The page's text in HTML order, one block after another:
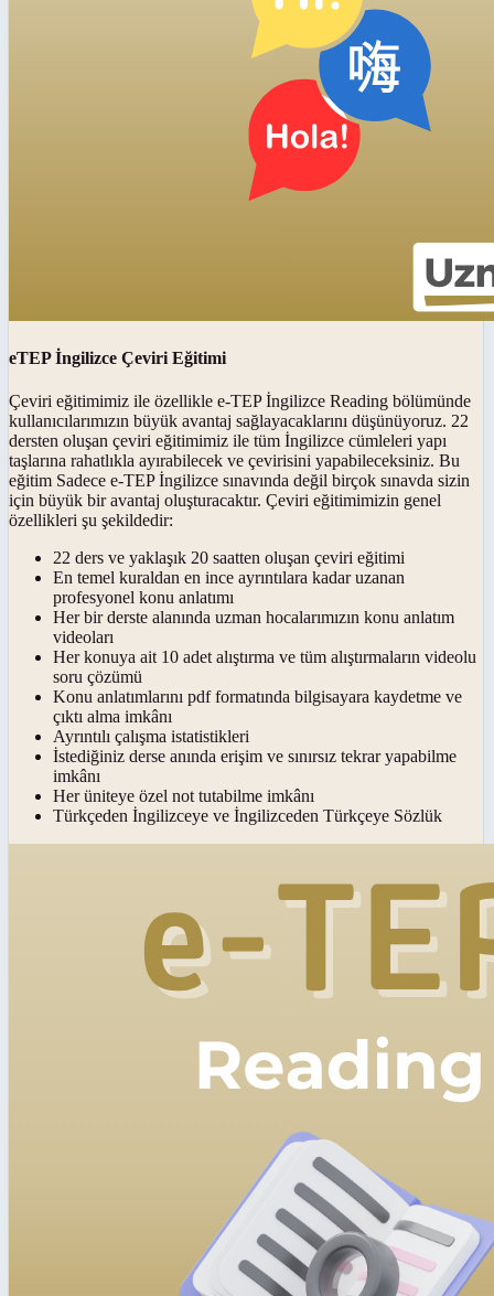
eTEP İngilizce Çeviri Eğitimi
Çeviri eğitimimiz ile özellikle e-TEP İngilizce Reading bölümünde
kullanıcılarımızın büyük avantaj sağlayacaklarını düşünüyoruz. 22
dersten oluşan çeviri eğitimimiz ile tüm İngilizce cümleleri yapı
taşlarına rahatlıkla ayırabilecek ve çevirisini yapabileceksiniz. Bu
eğitim Sadece e-TEP İngilizce sınavında değil birçok sınavda sizin
için büyük bir avantaj oluşturacaktır. Çeviri eğitimimizin genel
özellikleri şu şekildedir:
22 ders ve yaklaşık 20 saatten oluşan çeviri eğitimi
En temel kuraldan en ince ayrıntılara kadar uzanan
profesyonel konu anlatımı
Her bir derste alanında uzman hocalarımızın konu anlatım
videoları
Her konuya ait 10 adet alıştırma ve tüm alıştırmaların videolu
soru çözümü
Konu anlatımlarını pdf formatında bilgisayara kaydetme ve
çıktı alma imkânı
Ayrıntılı çalışma istatistikleri
İstediğiniz derse anında erişim ve sınırsız tekrar yapabilme
imkânı
Her üniteye özel not tutabilme imkânı
Türkçeden İngilizceye ve İngilizceden Türkçeye Sözlük